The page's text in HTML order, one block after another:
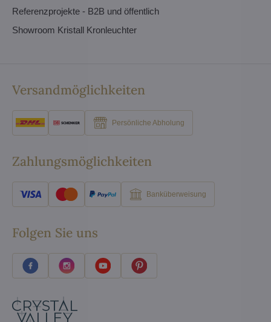
Referenzprojekte - B2B und öffentlich
Showroom Kristall Kronleuchter
Versandmöglichkeiten
Persönliche Abholung
Zahlungsmöglichkeiten
Banküberweisung
Folgen Sie uns